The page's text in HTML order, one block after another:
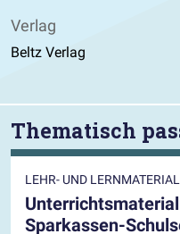
Verlag
Beltz Verlag
Thematisch
LEHR- UND
Sparkassen-